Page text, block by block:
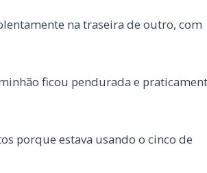
porque estava usando o cinco de
pela PRF.